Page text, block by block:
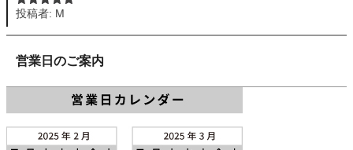
5段階中 5の
投稿者: M
営業日のご案内